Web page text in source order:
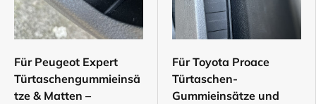
Für Peugeot Expert
Türtaschengummieinsä
tze & Matten –
Für Toyota Proace
Türtaschen-
Gummieinsätze und